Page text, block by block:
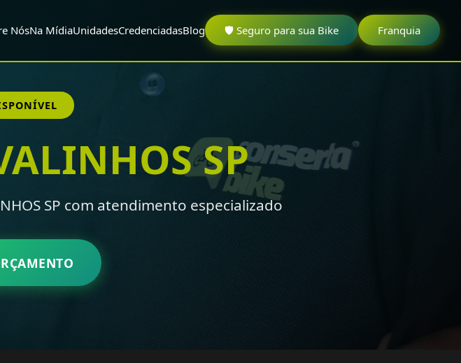
NósNa MídiaUnidadesCredenciadasBlog 🛡️ Seguro para sua Bike Franquia
SP
SP com atendimento especializado